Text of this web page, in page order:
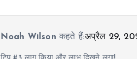
Noah Wilson कहते हैं:अप्रैल 29,